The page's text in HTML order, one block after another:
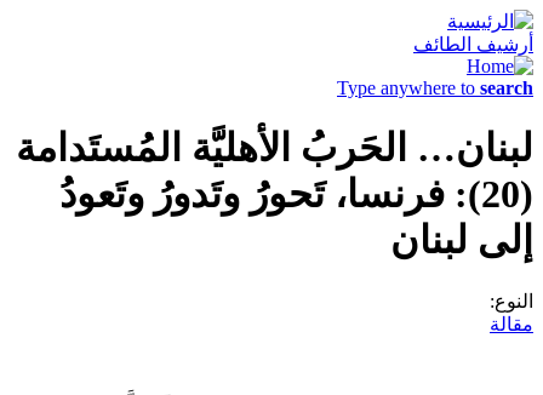
أرشيف الطائف
Type anywhere to search
لبنان… الحَربُ الأهليَّة المُستَدامة
(20): فرنسا، تَحورُ وتَدورُ وتَعودُ
إلى لبنان
النوع:
مقالة